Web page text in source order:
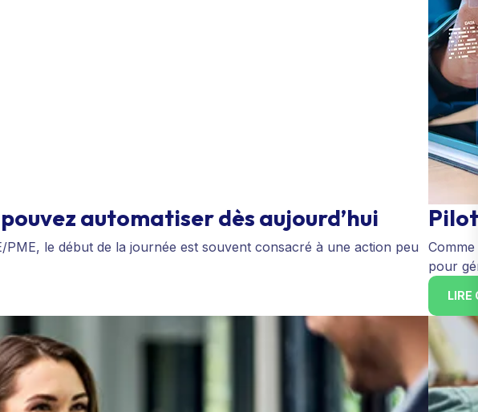
automatiser dès aujourd’hui
le début de la journée est souvent consacré à une action peu
pour
LIRE